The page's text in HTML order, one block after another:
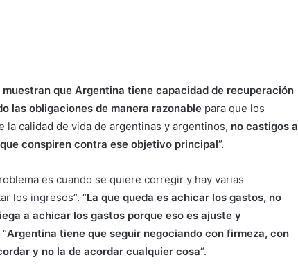
muestran que Argentina tiene capacidad de recuperación
las obligaciones de manera razonable para que los
calidad de vida de argentinas y argentinos, no castigos a
conspiren contra ese objetivo principal”.
es cuando se quiere corregir y hay varias
los ingresos”. “La que queda es achicar los gastos, no
a achicar los gastos porque eso es ajuste y
Argentina tiene que seguir negociando con firmeza, con
y no la de acordar cualquier cosa“.